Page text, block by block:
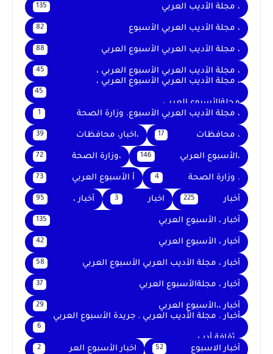
، مجلة الأديب العربي 135
، مجلة الأديب العربي الأسبوع 82
، مجلة الأديب العربي الأسبوع العربي 88
، مجلة الأديب العربي الأسبوع العربي ، 45
، مجلة الأديب العربي الأسبوع العربي ،
مجلةالأسبوع العربي
45
، مجلة الأديب العربي الأسبوع. وزارة الصحة 1
، محافظات 17 ،اخبار، محافظات 39
،الأسبوع العربي 146 ،وزارة الصحة 72
. وزارة الصحة 4 أ الأسبوع العربي 73
أخبار 225 اخبار 3 أخبار ، 95
أخبار ، الأسبوع العربي 135
أخبار ، الأسبوع العربي 42
أخبار ، مجلة الأديب العربي الأسبوع العربي 58
أخبار ، مجلةالأسبوع العربي 37
أخبار ،،الأسبوع العربي 29
أخبار . مجلة الأديب العربي . جريدة الأسبوع العربي
. ثقافة أدب
6
أخبار الاسبوع 52 اخبار الأسبوع العر 2